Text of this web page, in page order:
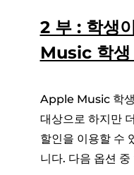
2 부 : 학생
Music 학생
Apple Music 학생
대상으로 하지만
할인을 이용할 수
니다. 다음 옵션